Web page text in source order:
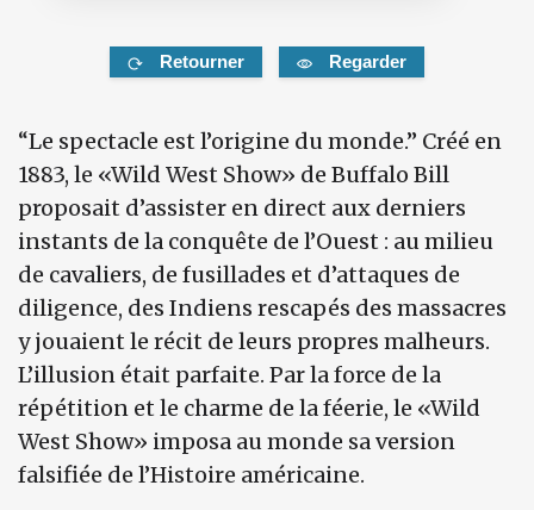
Retourner Regarder
“Le spectacle est l’origine du monde.” Créé en
1883, le «Wild West Show» de Buffalo Bill
proposait d’assister en direct aux derniers
instants de la conquête de l’Ouest : au milieu
de cavaliers, de fusillades et d’attaques de
diligence, des Indiens rescapés des massacres
y jouaient le récit de leurs propres malheurs.
L’illusion était parfaite. Par la force de la
répétition et le charme de la féerie, le «Wild
West Show» imposa au monde sa version
falsifiée de l’Histoire américaine.